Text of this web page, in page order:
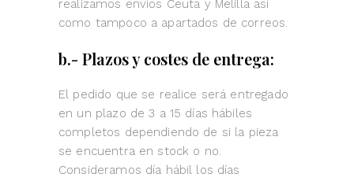
realizamos envíos Ceuta y Melilla así
como tampoco a apartados de correos.
b.- Plazos y costes de entrega:
El pedido que se realice será entregado
en un plazo de 3 a 15 días hábiles
completos dependiendo de si la pieza
se encuentra en stock o no.
Consideramos día hábil los días